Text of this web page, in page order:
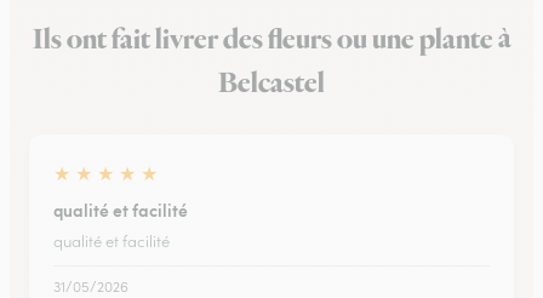
Ils ont fait livrer des fleurs ou une plante à
Belcastel
★ ★ ★ ★ ★
qualité et facilité
qualité et facilité
31/05/2026